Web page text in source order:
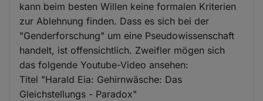
kann beim besten Willen keine formalen Kriterien
zur Ablehnung finden. Dass es sich bei der
"Genderforschung" um eine Pseudowissenschaft
handelt, ist offensichtlich. Zweifler mögen sich
das folgende Youtube-Video ansehen:
Titel "Harald Eia: Gehirnwäsche: Das
Gleichstellungs - Paradox"